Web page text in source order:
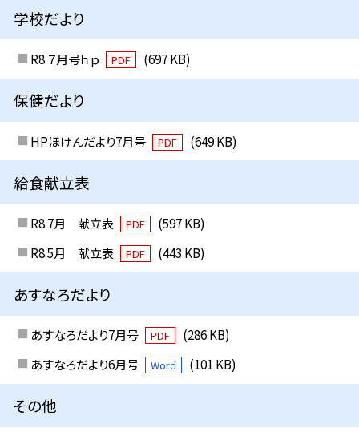
学校だより
R8.７月号ｈｐ PDF (697 KB)
保健だより
HPほけんだより7月号 PDF (649 KB)
給食献立表
R8.7月 献立表 PDF
(597 KB)
R8.5月 献立表
PDF (443 KB)
あすなろだより
あすなろだより7月号 PDF
(286 KB)
あすなろだより6月号
Word (101 KB)
その他